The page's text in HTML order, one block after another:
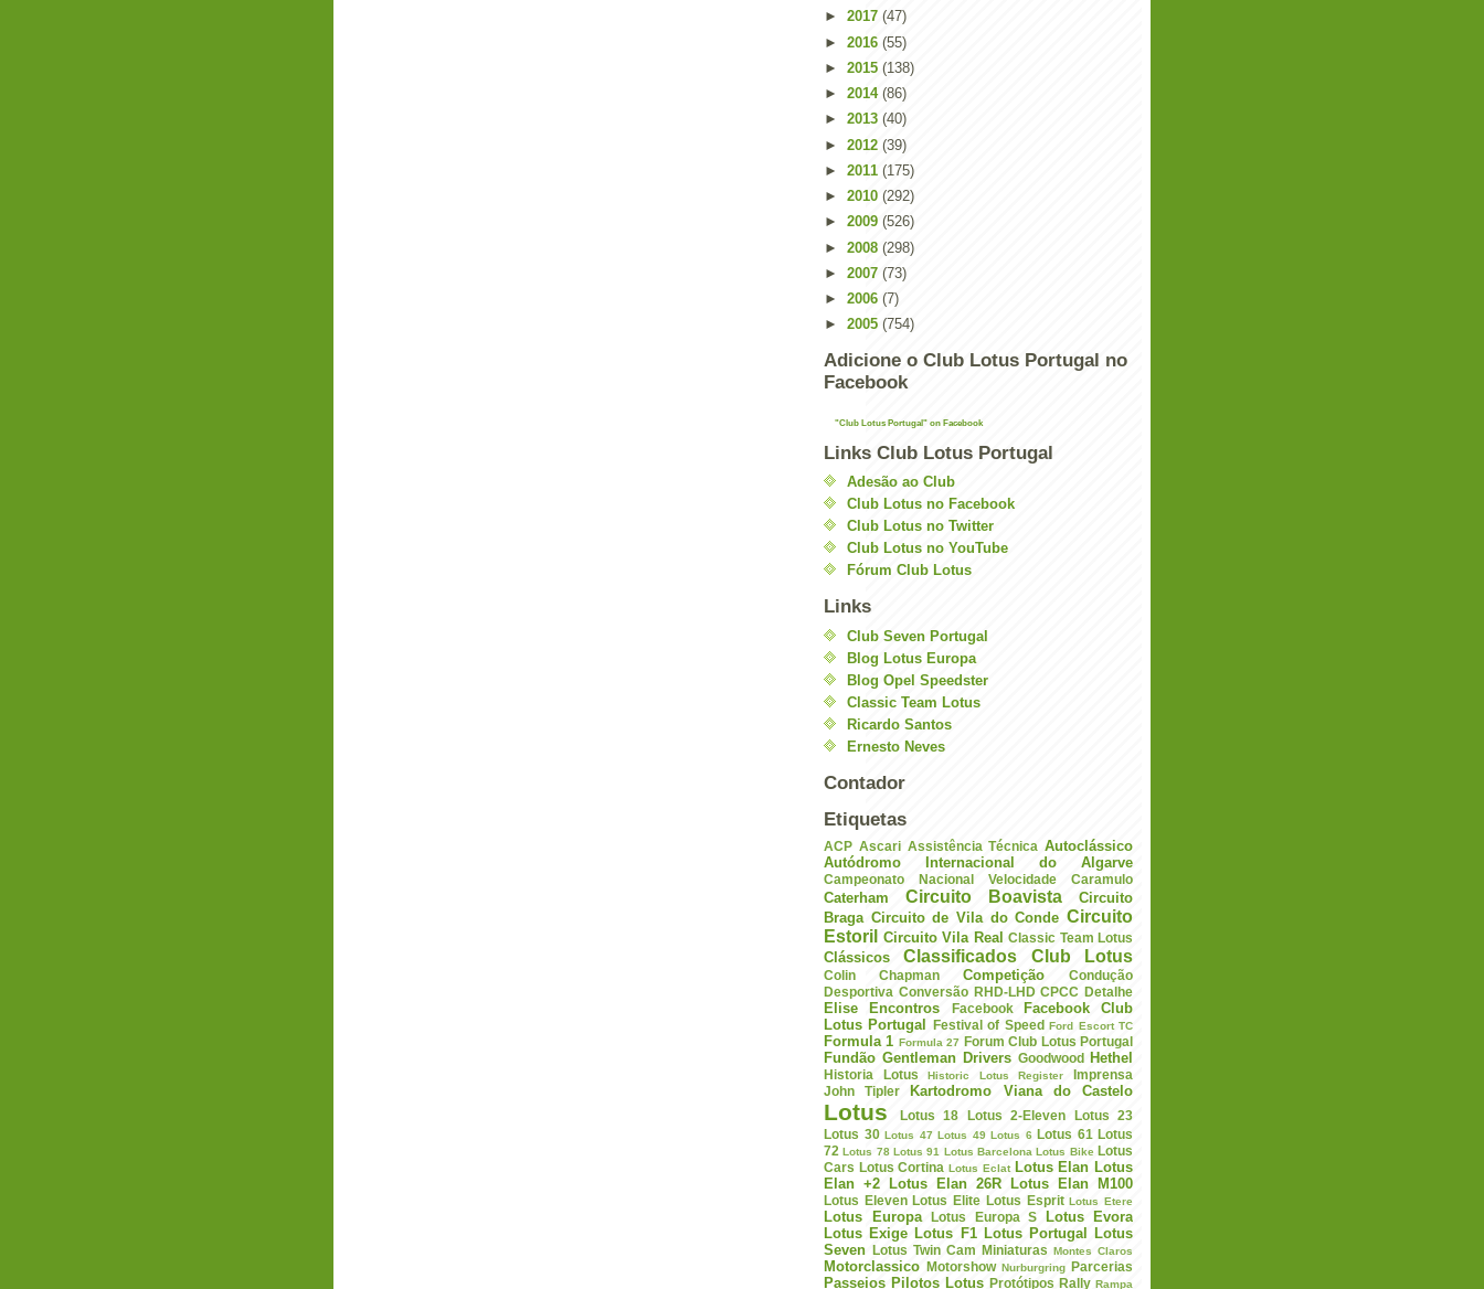
► 2017 (47)
► 2016 (55)
► 2015 (138)
► 2014 (86)
► 2013 (40)
► 2012 (39)
► 2011 (175)
► 2010 (292)
► 2009 (526)
► 2008 (298)
► 2007 (73)
► 2006 (7)
► 2005 (754)
Adicione o Club Lotus Portugal no
Facebook
"Club Lotus Portugal" on Facebook
Links Club Lotus Portugal
Adesão ao Club
Club Lotus no Facebook
Club Lotus no Twitter
Club Lotus no YouTube
Fórum Club Lotus
Links
Club Seven Portugal
Blog Lotus Europa
Blog Opel Speedster
Classic Team Lotus
Ricardo Santos
Ernesto Neves
Contador
Etiquetas
ACP Ascari Assistência Técnica Autoclássico
Autódromo Internacional do Algarve
Campeonato Nacional Velocidade Caramulo
Caterham Circuito Boavista
Circuito
Braga Circuito de Vila do Conde Circuito
Estoril Circuito Vila Real Classic Team Lotus
Clássicos Classificados Club Lotus
Colin Chapman Competição
Condução
Desportiva Conversão RHD-LHD CPCC Detalhe
Elise Encontros Facebook
Facebook Club
Lotus Portugal
Festival of Speed Ford Escort TC
Formula 1 Formula 27 Forum Club Lotus Portugal
Fundão Gentleman Drivers Goodwood Hethel
Historia Lotus Historic Lotus Register
Imprensa
John Tipler
Kartodromo Viana do Castelo
Lotus Lotus 18 Lotus 2-Eleven
Lotus 23
Lotus 30 Lotus 47 Lotus 49 Lotus 6 Lotus 61 Lotus
72 Lotus 78 Lotus 91 Lotus Barcelona Lotus Bike Lotus
Cars Lotus Cortina Lotus Eclat Lotus Elan Lotus
Elan +2
Lotus Elan 26R Lotus Elan M100
Lotus Eleven Lotus Elite Lotus Esprit Lotus Etere
Lotus Europa Lotus Europa S
Lotus Evora
Lotus Exige Lotus F1 Lotus Portugal
Lotus
Seven
Lotus Twin Cam Miniaturas Montes Claros
Motorclassico Motorshow Nurburgring Parcerias
Passeios Pilotos Lotus Protótipos Rally Rampa